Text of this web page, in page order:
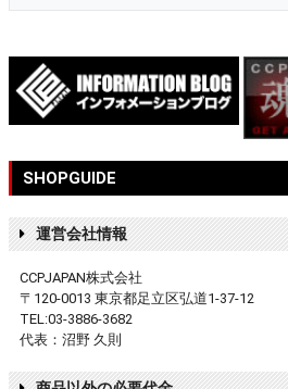
SHOPGUIDE
運営会社情報
CCPJAPAN株式会社
〒120-0013 東京都足立区弘道1-37-12
TEL:03-3886-3682
代表：沼野 久則